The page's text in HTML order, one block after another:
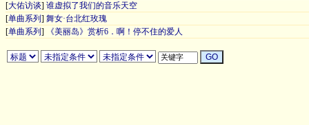
[大佑访谈] 谁虚拟了我们的音乐天空
[单曲系列 ] 舞女·台北红玫瑰
[单曲系列 ] 《美丽岛》赏析6．啊！停不住的爱人